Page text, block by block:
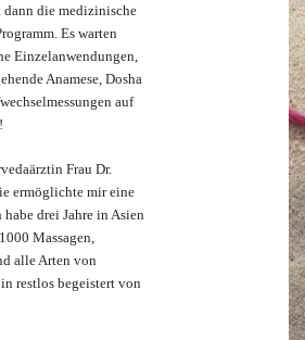
dann die medizinische
Es warten
Einzelanwendungen,
Anamese, Dosha
auf
Frau Dr.
ermöglichte mir eine
drei Jahre in Asien
Massagen,
alle Arten von
restlos begeistert von